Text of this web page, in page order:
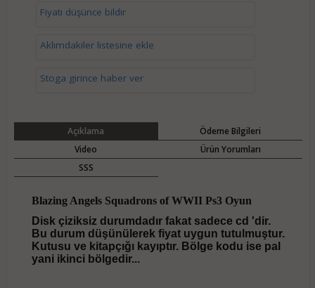
Fiyatı düşünce bildir
Aklımdakiler listesine ekle
Stoga girince haber ver
Açıklama
Ödeme Bilgileri
Video
Ürün Yorumları
SSS
Blazing Angels Squadrons of WWII Ps3 Oyun
Disk çiziksiz durumdadır fakat sadece cd 'dir.
Bu durum düşünülerek fiyat uygun tutulmuştur.
Kutusu ve kitapçığı kayıptır. Bölge kodu ise pal
yani ikinci bölgedir...